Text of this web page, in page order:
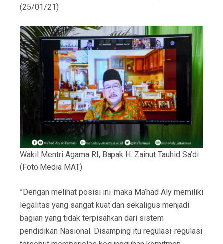
(25/01/21)
Wakil Mentri Agama RI, Bapak H. Zainut Tauhid Sa’di
(Foto:Media MAT)
”Dengan melihat posisi ini, maka Ma’had Aly memiliki
legalitas yang sangat kuat dan sekaligus menjadi
bagian yang tidak terpisahkan dari sistem
pendidikan Nasional. Disamping itu regulasi-regulasi